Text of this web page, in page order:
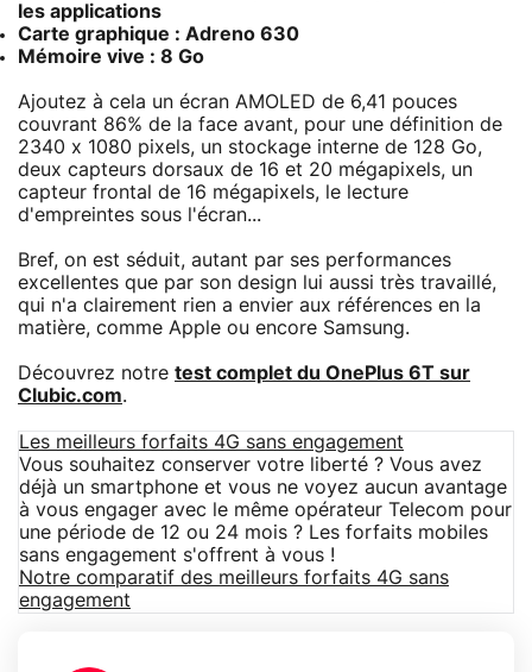
les applications
Carte graphique : Adreno 630
Mémoire vive : 8 Go
Ajoutez à cela un écran AMOLED de 6,41 pouces
couvrant 86% de la face avant, pour une définition de
2340 x 1080 pixels, un stockage interne de 128 Go,
deux capteurs dorsaux de 16 et 20 mégapixels, un
capteur frontal de 16 mégapixels, le lecture
d'empreintes sous l'écran...
Bref, on est séduit, autant par ses performances
excellentes que par son design lui aussi très travaillé,
qui n'a clairement rien a envier aux références en la
matière, comme Apple ou encore Samsung.
Découvrez notre test complet du OnePlus 6T sur
Clubic.com.
Les meilleurs forfaits 4G sans engagement
Vous souhaitez conserver votre liberté ? Vous avez
déjà un smartphone et vous ne voyez aucun avantage
à vous engager avec le même opérateur Telecom pour
une période de 12 ou 24 mois ? Les forfaits mobiles
sans engagement s'offrent à vous !
Notre comparatif des meilleurs forfaits 4G sans
engagement